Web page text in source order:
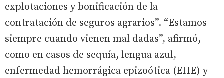
explotaciones y bonificación de la
contratación de seguros agrarios”. “Estamos
siempre cuando vienen mal dadas”, afirmó,
como en casos de sequía, lengua azul,
enfermedad hemorrágica epizoótica (EHE) y